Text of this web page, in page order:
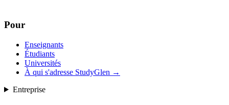
Pour
Enseignants
Étudiants
Universités
À qui s'adresse StudyGlen →
Entreprise